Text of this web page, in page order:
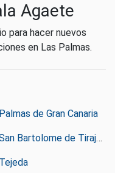
Agaete
para hacer nuevos
en Las Palmas.
Palmas de Gran Canaria
Bartolome de Tirajana
Tejeda